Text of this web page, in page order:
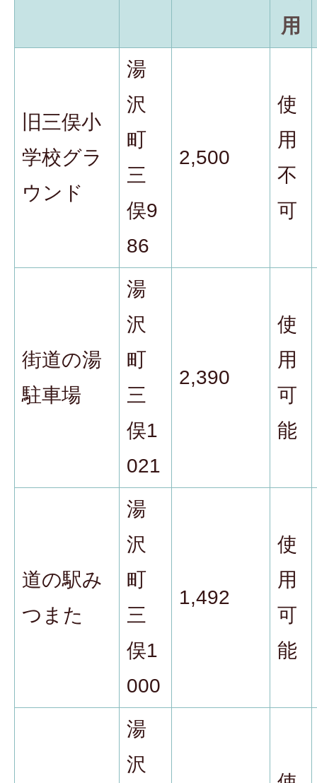
用
旧三俣小
学校グラ
ウンド
湯
沢
町
三
俣9
86
2,500
使
用
不
可
街道の湯
駐車場
湯
沢
町
三
俣1
021
2,390
使
用
可
能
道の駅み
つまた
湯
沢
町
三
俣1
000
1,492
使
用
可
能
湯
沢